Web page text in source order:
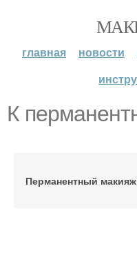
главная новости
К
Перманентный макияж